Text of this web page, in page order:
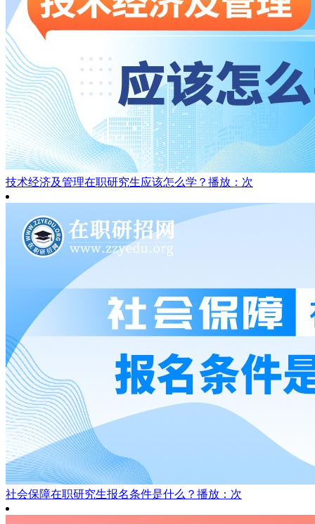
技术经济及管理在职研究生应该怎么学？ 播放：次
社会保障在职研究生报名条件是什么？ 播放：次